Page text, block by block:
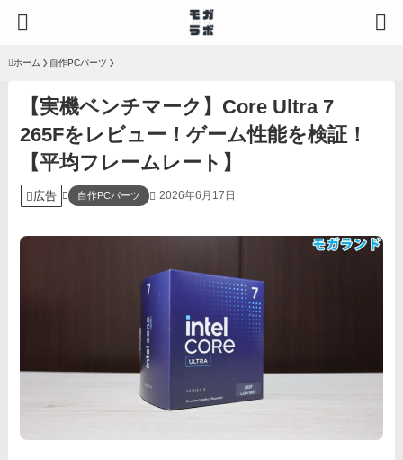
ホーム 自作PCパーツ
【実機ベンチマーク】Core Ultra 7
265Fをレビュー！ゲーム性能を検証！
【平均フレームレート】
広告 自作PCパーツ 2026年6月17日